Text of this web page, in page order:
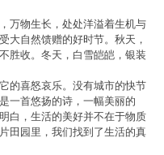
万物生长，处处洋溢着生机与
大自然馈赠的好时节。秋天，
胜收。冬天，白雪皑皑，银装
的喜怒哀乐。没有城市的快节
一首悠扬的诗，一幅美丽的
白，生活的美好并不在于物质
田园里，我们找到了生活的真